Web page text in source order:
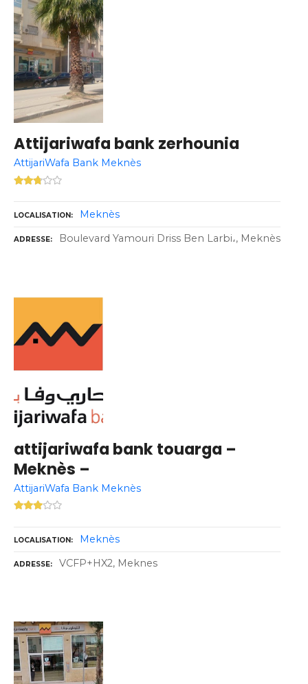
Attijariwafa bank zerhounia
AttijariWafa Bank Meknès
LOCALISATION Meknès
ADRESSE Boulevard Yamouri Driss Ben Larbi،, Meknès
attijariwafa bank touarga –
Meknès –
AttijariWafa Bank Meknès
LOCALISATION Meknès
ADRESSE VCFP+HX2, Meknes